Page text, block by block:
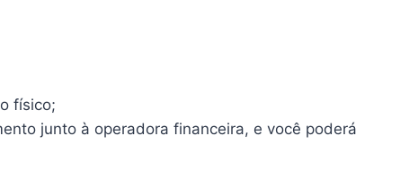
físico;
junto à operadora financeira, e você poderá